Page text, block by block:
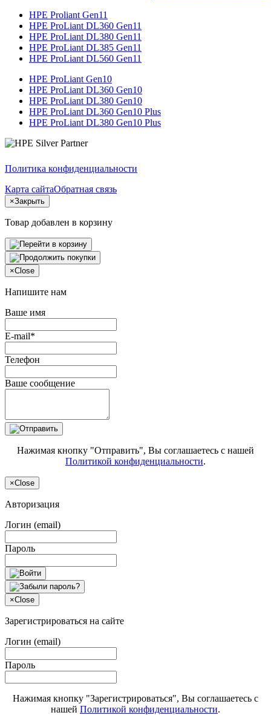
HPE Proliant Gen11
HPE ProLiant DL360 Gen11
HPE ProLiant DL380 Gen11
HPE ProLiant DL385 Gen11
HPE ProLiant DL560 Gen11
HPE ProLiant Gen10
HPE ProLiant DL360 Gen10
HPE ProLiant DL380 Gen10
HPE ProLiant DL360 Gen10 Plus
HPE ProLiant DL380 Gen10 Plus
Политика конфиденциальности
Карта сайтаОбратная связь
×Закрыть
Товар добавлен в корзину
×Close
Напишите нам
Ваше имя
E-mail*
Телефон
Ваше сообщение
Нажимая кнопку "Отправить", Вы соглашаетесь с нашей
Политикой конфиденциальности.
×Close
Авторизация
Логин (email)
Пароль
×Close
Зарегистрироваться на сайте
Логин (email)
Пароль
Нажимая кнопку "Зарегистрироваться", Вы соглашаетесь с
нашей Политикой конфиденциальности.